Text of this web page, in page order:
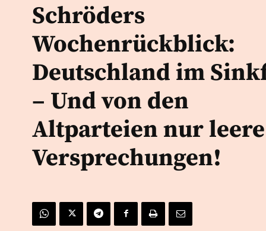
Schröders
Wochenrückblick:
Deutschland im
– Und von den
Altparteien nur leere
Versprechungen!